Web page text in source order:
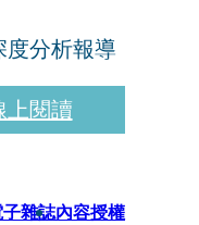
度分析報導
上閱讀
雜誌內容授權